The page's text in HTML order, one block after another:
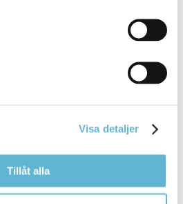
Visa detaljer
Tillåt alla